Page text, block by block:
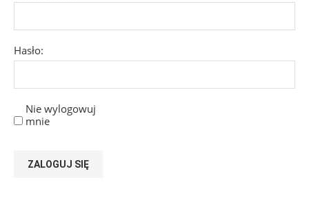
Hasło:
Nie wylogowuj
mnie
ZALOGUJ SIĘ